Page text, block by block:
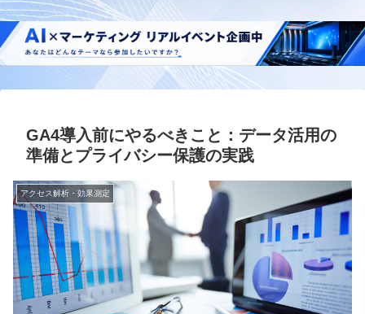
GA4導入前にやるべきこと：データ活用の
準備とプライバシー保護の実践
アクセス解析・効果測定